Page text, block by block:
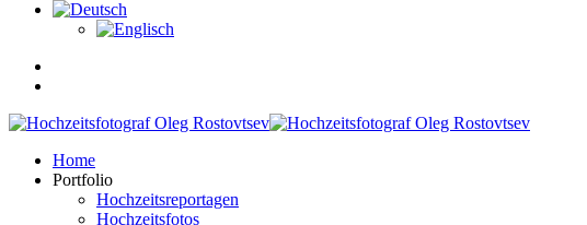
Home
Portfolio
Hochzeitsreportagen
Hochzeitsfotos